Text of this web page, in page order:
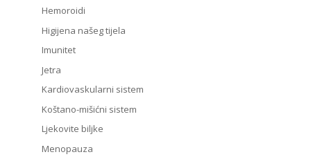
Hemoroidi
Higijena našeg tijela
Imunitet
Jetra
Kardiovaskularni sistem
Koštano-mišićni sistem
Ljekovite biljke
Menopauza